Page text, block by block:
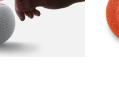
图库 图像